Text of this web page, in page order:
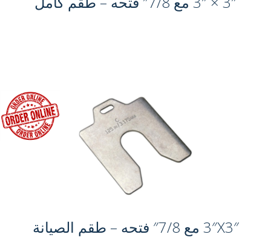
3″X3″ مع 7/8″ فتحه – طقم الصيانة